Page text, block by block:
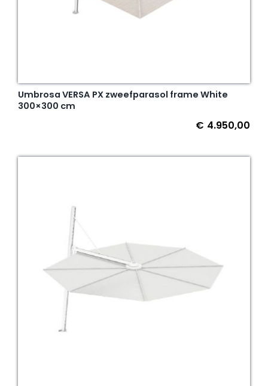
Umbrosa VERSA PX zweefparasol frame White
300×300 cm
€ 4.950,00